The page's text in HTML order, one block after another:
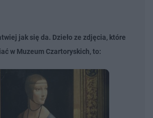
jak się da. Dzieło ze zdjęcia, które
w Muzeum Czartoryskich, to: